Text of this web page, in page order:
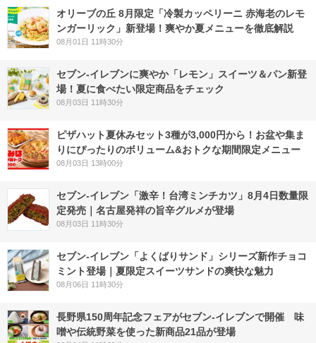
オリーブの丘 8月限定「冷製カッペリーニ 赤海老のレモ
ンガーリック」新登場！爽やか夏メニューを徹底解説
08月01日 11時30分
セブン‐イレブンに爽やか「レモン」スイーツ＆パン新登
場！夏に食べたい限定商品をチェック
08月03日 11時30分
ピザハット夏休みセット3種が3,000円から！お盆や集ま
りにぴったりのボリューム&おトクな期間限定メニュー
08月03日 13時00分
セブン-イレブン「激辛！台湾ミンチカツ」8月4日数量限
定発売｜名古屋発祥の旨辛グルメが登場
08月03日 11時30分
セブン‐イレブン「よくばりサンド」シリーズ新作チョコ
ミント登場｜夏限定スイーツサンドの爽快な魅力
08月06日 11時30分
長野県150周年記念フェアがセブン-イレブンで開催 味
噌や伝統野菜を使った新商品21品が登場